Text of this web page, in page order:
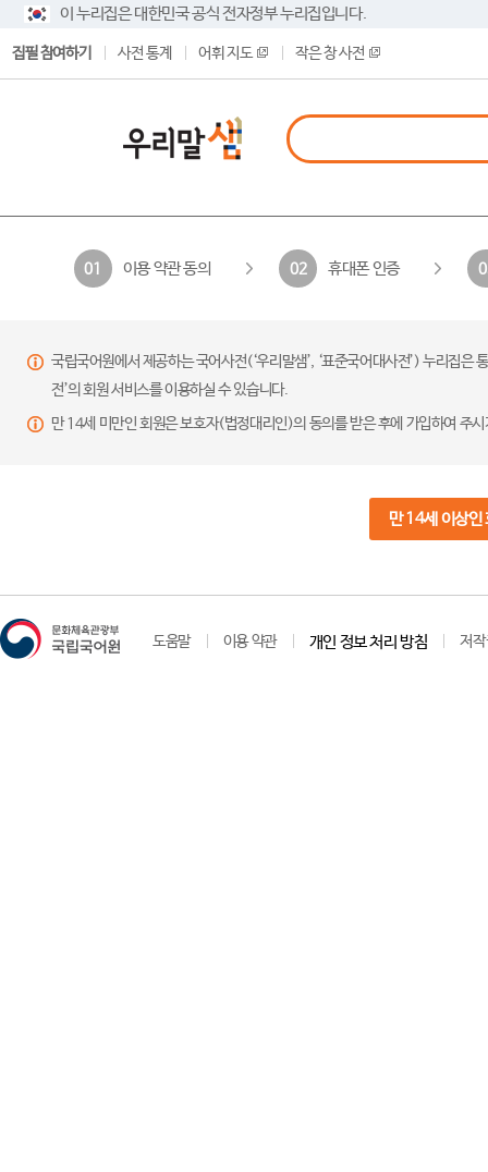
이 누리집은 대한민국 공식 전자정부 누리집입니다.
집필 참여하기 사전 통계 어휘 지도 작은 창 사전
01 이용 약관 동의 02 휴대폰 인증
국립국어원에서 제공하는 국어사전(‘우리말샘’, ‘표준국어대사전’) 누리집
전’의 회원 서비스를 이용하실 수 있습니다.
만 14세 미만인 회원은 보호자(법정대리인)의 동의를 받은 후에 가입하여 주
만 14세 이상인
도움말 이용 약관 개인 정보 처리 방침 저